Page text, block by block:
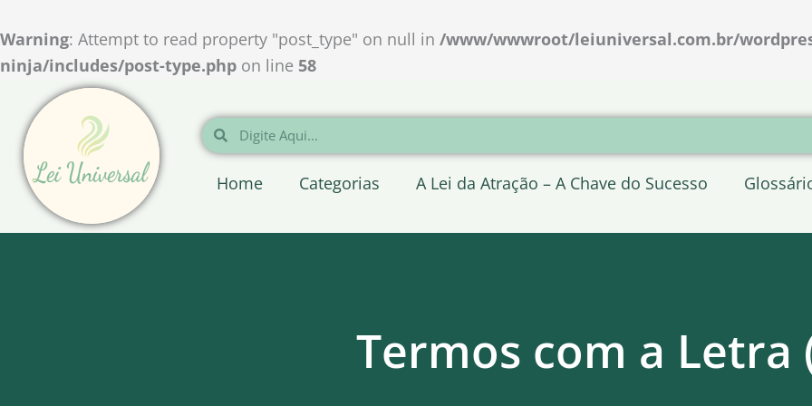
Warning: Attempt to read property "post_type" on null in /www/wwwroot/leiuniversal.com.br/
ninja/includes/post-type.php on line 58
para
o
conteúdo
Pesquisar
Pesquisar
Home Categorias A Lei da Atração – A Chave do Sucesso
Termos com a Letra